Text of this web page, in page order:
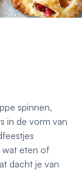
spinnen,
in de vorm van
wat eten of
dacht je van